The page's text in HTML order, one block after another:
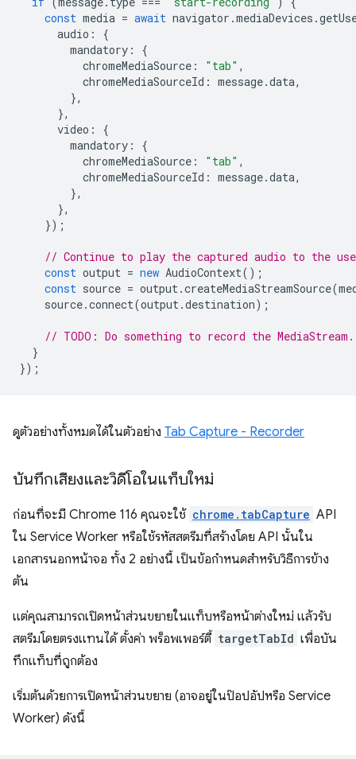
const media = await navigator .mediaDevices .
audio :
{
mandatory :
{
chromeMediaSource : "tab" ,
chromeMediaSourceId : message.data,
},
},
video :
{
mandatory :
{
chromeMediaSource : "tab" ,
chromeMediaSourceId : message.data,
},
},
});
// Continue to play the captured audio to the
const output = new AudioContext();
const source = output .createMediaStreamSource(
source.connect(output .destination);
// TODO: Do something to record the MediaStream.
}
});
ดูตัวอย่างทั้งหมดได้ในตัวอย่าง Tab Capture - Recorder
บันทึกเสียงและวิดีโอในแท็บใหม่
ก่อนที่จะมี Chrome 116 คุณจะใช้ chrome.tabCapture API
ใน Service Worker หรือใช้รหัสสตรีมที่สร้างโดย API นั้นใน
เอกสารนอกหน้าจอ ทั้ง 2 อย่างนี้ เป็นข้อกำหนดสำหรับวิธีการข้าง
ต้น
แต่คุณสามารถเปิดหน้าส่วนขยายในแท็บหรือหน้าต่างใหม่ แล้วรับ
สตรีมโดยตรงแทนได้ ตั้งค่า พร็อพเพอร์ตี้ targetTabId เพื่อบัน
ทึกแท็บที่ถูกต้อง
เริ่มต้นด้วยการเปิดหน้าส่วนขยาย (อาจอยู่ในป๊อปอัปหรือ Service
Worker) ดังนี้